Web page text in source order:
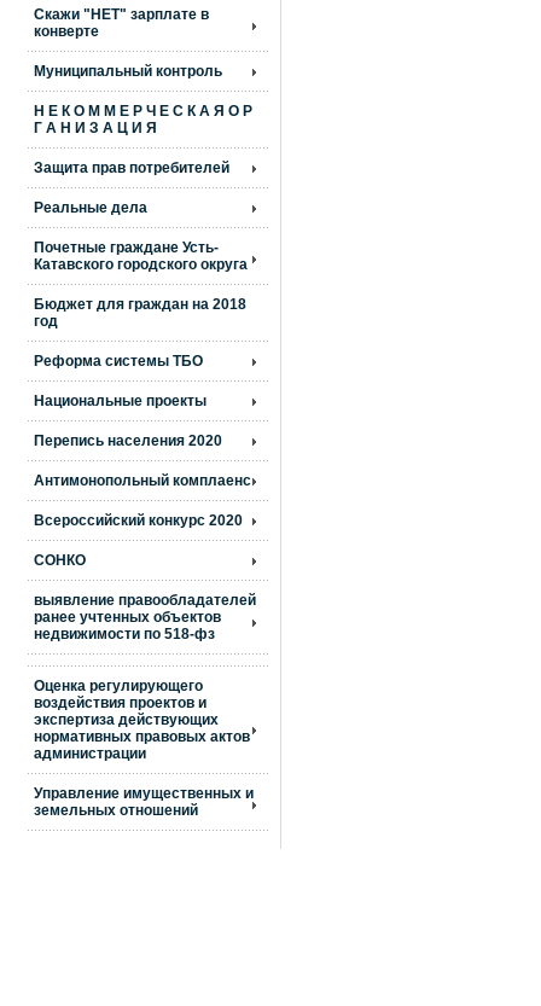
Скажи "НЕТ" зарплате в
конверте
Муниципальный контроль
Н Е К О М М Е Р Ч Е С К А Я О Р
Г А Н И З А Ц И Я
Защита прав потребителей
Реальные дела
Почетные граждане Усть-
Катавского городского округа
Бюджет для граждан на 2018
год
Реформа системы ТБО
Национальные проекты
Перепись населения 2020
Антимонопольный комплаенс
Всероссийский конкурс 2020
СОНКО
выявление правообладателей
ранее учтенных объектов
недвижимости по 518-фз
Оценка регулирующего
воздействия проектов и
экспертиза действующих
нормативных правовых актов
администрации
Управление имущественных и
земельных отношений